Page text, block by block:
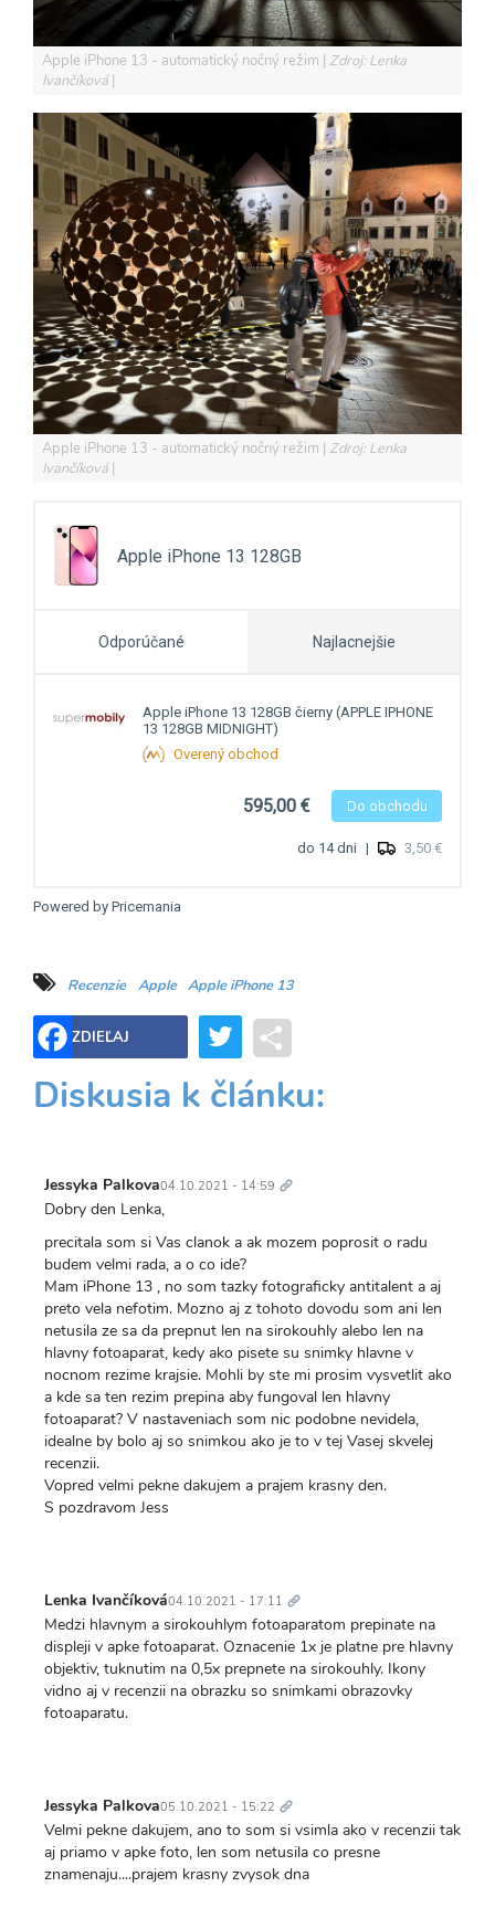
Apple iPhone 13 - automatický nočný režim
Zdroj: Lenka
Ivančíková
Apple iPhone 13 - automatický nočný režim
Zdroj: Lenka
Ivančíková
Powered by Pricemania
Recenzie Apple Apple iPhone 13
ZDIEĽAJ Twitter
Diskusia k článku:
Jessyka Palkova04.10.2021 - 14:59 odkaz
Dobry den Lenka,
precitala som si Vas clanok a ak mozem poprosit o radu
budem velmi rada, a o co ide?
Mam iPhone 13 , no som tazky fotograficky antitalent a aj
preto vela nefotim. Mozno aj z tohoto dovodu som ani len
netusila ze sa da prepnut len na sirokouhly alebo len na
hlavny fotoaparat, kedy ako pisete su snimky hlavne v
nocnom rezime krajsie. Mohli by ste mi prosim vysvetlit ako
a kde sa ten rezim prepina aby fungoval len hlavny
fotoaparat? V nastaveniach som nic podobne nevidela,
idealne by bolo aj so snimkou ako je to v tej Vasej skvelej
recenzii.
Vopred velmi pekne dakujem a prajem krasny den.
S pozdravom Jess
Lenka Ivančíková04.10.2021 - 17:11 odkaz
Medzi hlavnym a sirokouhlym fotoaparatom prepinate na
displeji v apke fotoaparat. Oznacenie 1x je platne pre hlavny
objektiv, tuknutim na 0,5x prepnete na sirokouhly. Ikony
vidno aj v recenzii na obrazku so snimkami obrazovky
fotoaparatu.
Jessyka Palkova05.10.2021 - 15:22 odkaz
Velmi pekne dakujem, ano to som si vsimla ako v recenzii tak
aj priamo v apke foto, len som netusila co presne
znamenaju....prajem krasny zvysok dna